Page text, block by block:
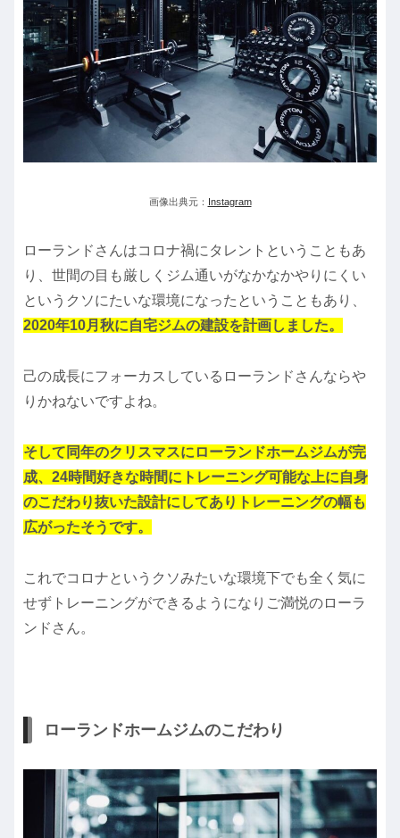
画像出典元： Instagram
ローランドさんはコロナ禍にタレントということもあ
り、世間の目も厳しくジム通いがなかなかやりにくい
というクソにたいな環境になったということもあり、
2020年10月秋に自宅ジムの建設を計画しました。
己の成長にフォーカスしているローランドさんならや
りかねないですよね。
そして同年のクリスマスにローランドホームジムが完
成、24時間好きな時間にトレーニング可能な上に自身
のこだわり抜いた設計にしてありトレーニングの幅も
広がったそうです。
これでコロナというクソみたいな環境下でも全く気に
せずトレーニングができるようになりご満悦のローラ
ンドさん。
ローランドホームジムのこだわり